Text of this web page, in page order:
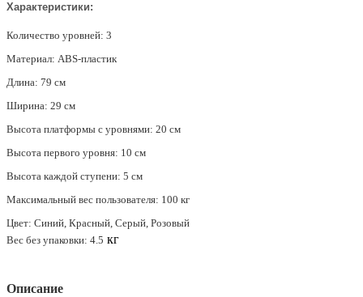
Характеристики:
Количество уровней: 3
Материал: ABS-пластик
Длина: 79 см
Ширина: 29 см
Высота платформы с уровнями: 20 см
Высота первого уровня: 10 см
Высота каждой ступени: 5 см
Максимальный вес пользователя: 100 кг
Цвет: Синий, Красный, Серый, Розовый
Вес без упаковки: 4.5 кг
Описание